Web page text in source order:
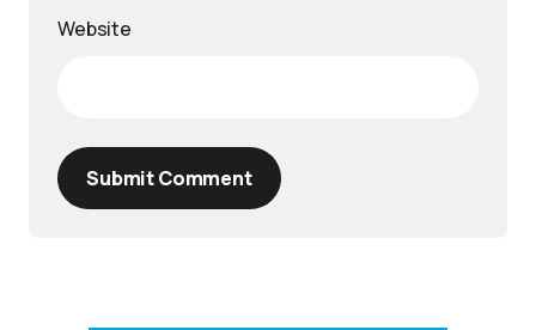
Website
Submit Comment